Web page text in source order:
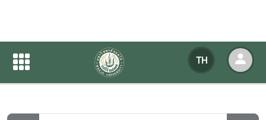
TH
ปฏิทินกิจกรรมของหน่วยงาน
ปฏิทินกิจกรรมของหน่วยงาน